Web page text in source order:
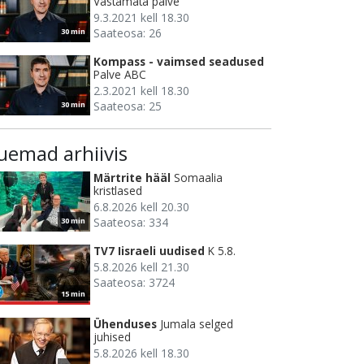
30 min
9.3.2021 kell 18.30
Saateosa: 26
30 min
Kompass - vaimsed seadused
Palve ABC
2.3.2021 kell 18.30
Saateosa: 25
arhiivis
30 min
Märtrite hääl Somaalia
kristlased
6.8.2026 kell 20.30
Saateosa: 334
15 min
TV7 Iisraeli uudised K 5.8.
5.8.2026 kell 21.30
Saateosa: 3724
Ühenduses Jumala selged
juhised
5.8.2026 kell 18.30